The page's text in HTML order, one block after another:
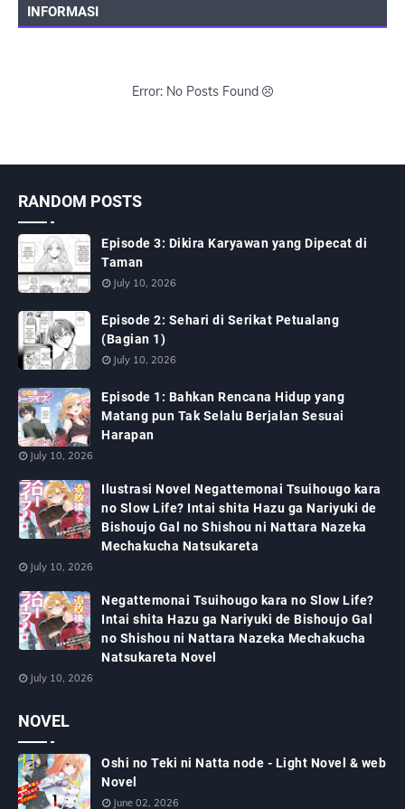
INFORMASI
Error: No Posts Found
RANDOM POSTS
Episode 3: Dikira Karyawan yang Dipecat di
Taman
July 10, 2026
Episode 2: Sehari di Serikat Petualang
(Bagian 1)
July 10, 2026
Episode 1: Bahkan Rencana Hidup yang
Matang pun Tak Selalu Berjalan Sesuai
Harapan
July 10, 2026
Ilustrasi Novel Negattemonai Tsuihougo kara
no Slow Life? Intai shita Hazu ga Nariyuki de
Bishoujo Gal no Shishou ni Nattara Nazeka
Mechakucha Natsukareta
July 10, 2026
Negattemonai Tsuihougo kara no Slow Life?
Intai shita Hazu ga Nariyuki de Bishoujo Gal
no Shishou ni Nattara Nazeka Mechakucha
Natsukareta Novel
July 10, 2026
NOVEL
Oshi no Teki ni Natta node - Light Novel & web
Novel
June 02, 2026